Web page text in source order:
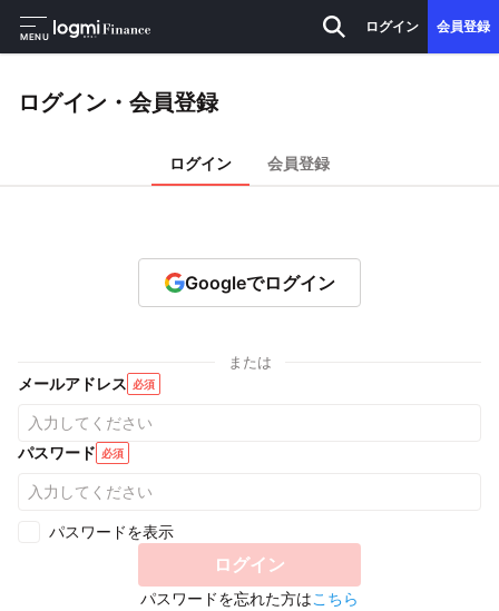
MENU
ログイン 会員登録
ログイン・会員登録
ログイン 会員登録
Googleでログイン
または
メールアドレス 必須
パスワード 必須
パスワードを表示
ログイン
パスワードを忘れた方はこちら